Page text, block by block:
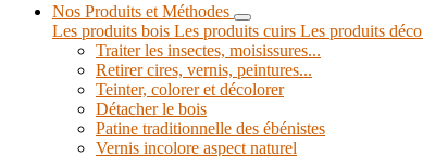
Nos Produits et Méthodes
Les produits bois Les produits cuirs Les produits déco
Traiter les insectes, moisissures...
Retirer cires, vernis, peintures...
Teinter, colorer et décolorer
Détacher le bois
Patine traditionnelle des ébénistes
Vernis incolore aspect naturel